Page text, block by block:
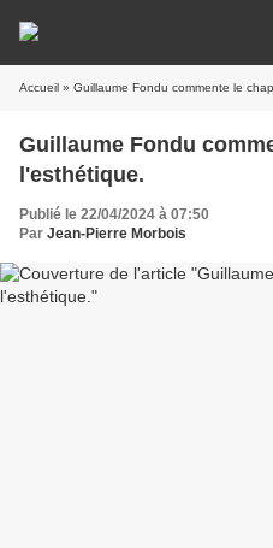
Accueil » Guillaume Fondu commente le
Guillaume Fondu
l'esthétique.
Publié le 22/04/2024 à 07:50
Par Jean-Pierre Morbois